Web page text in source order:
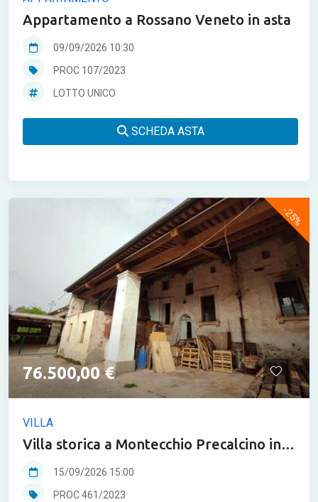
Appartamento a Rossano Veneto in asta
09/09/2026 10:30
PROC 107/2023
LOTTO UNICO
SCHEDA ASTA
-25%
76.500,00 €
VILLA
Villa storica a Montecchio Precalcino in
asta
15/09/2026 15:00
PROC 461/2023